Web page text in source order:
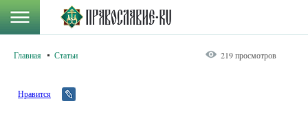
Главная Статьи 219 просмотров
Нравится